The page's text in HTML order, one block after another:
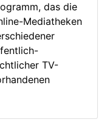
das die
Mediatheken
TV-